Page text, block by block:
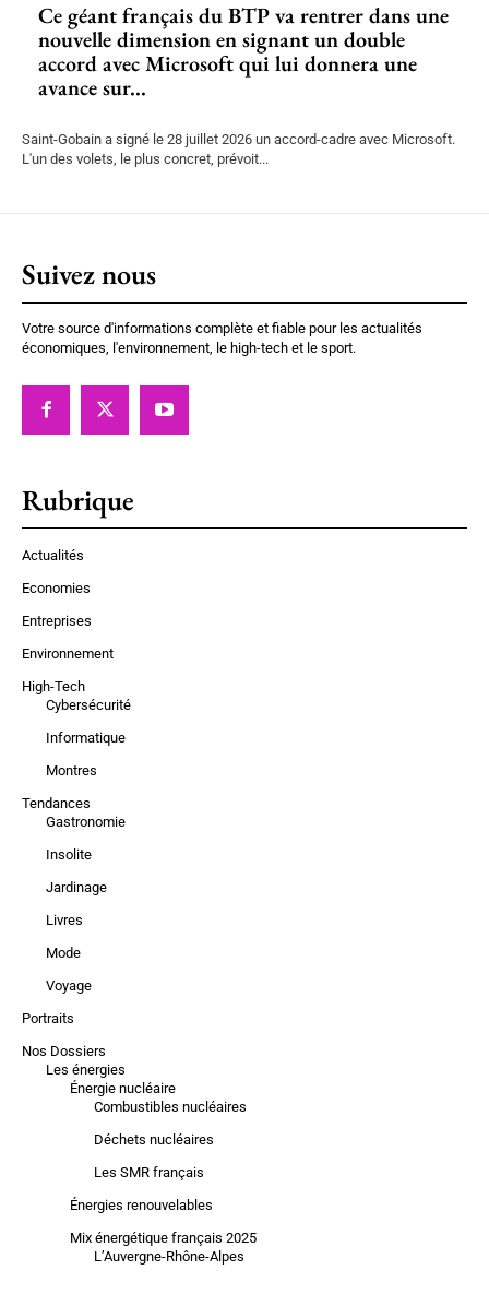
Ce géant français du BTP va rentrer dans une
nouvelle dimension en signant un double
accord avec Microsoft qui lui donnera une
avance sur...
Saint-Gobain a signé le 28 juillet 2026 un accord-cadre avec Microsoft.
L'un des volets, le plus concret, prévoit...
Suivez nous
Votre source d'informations complète et fiable pour les actualités
économiques, l'environnement, le high-tech et le sport.
Rubrique
Actualités
Economies
Entreprises
Environnement
High-Tech
Cybersécurité
Informatique
Montres
Tendances
Gastronomie
Insolite
Jardinage
Livres
Mode
Voyage
Portraits
Nos Dossiers
Les énergies
Énergie nucléaire
Combustibles nucléaires
Déchets nucléaires
Les SMR français
Énergies renouvelables
Mix énergétique français 2025
L’Auvergne-Rhône-Alpes